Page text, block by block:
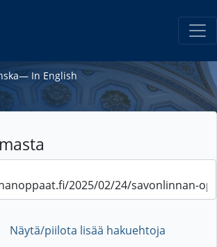
― In English
Näytä/piilota lisää hakuehtoja